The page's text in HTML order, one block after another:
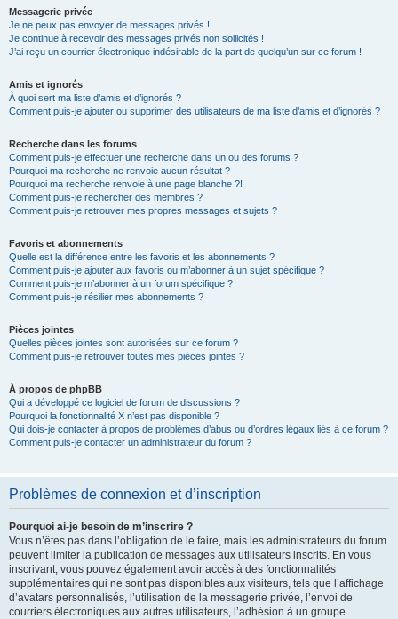
Messagerie privée
Je ne peux pas envoyer de messages privés !
Je continue à recevoir des messages privés non sollicités !
J’ai reçu un courrier électronique indésirable de la part de quelqu’un sur ce forum !
Amis et ignorés
À quoi sert ma liste d’amis et d’ignorés ?
Comment puis-je ajouter ou supprimer des utilisateurs de ma liste d’amis et d’ignorés ?
Recherche dans les forums
Comment puis-je effectuer une recherche dans un ou des forums ?
Pourquoi ma recherche ne renvoie aucun résultat ?
Pourquoi ma recherche renvoie à une page blanche ?!
Comment puis-je rechercher des membres ?
Comment puis-je retrouver mes propres messages et sujets ?
Favoris et abonnements
Quelle est la différence entre les favoris et les abonnements ?
Comment puis-je ajouter aux favoris ou m’abonner à un sujet spécifique ?
Comment puis-je m’abonner à un forum spécifique ?
Comment puis-je résilier mes abonnements ?
Pièces jointes
Quelles pièces jointes sont autorisées sur ce forum ?
Comment puis-je retrouver toutes mes pièces jointes ?
À propos de phpBB
Qui a développé ce logiciel de forum de discussions ?
Pourquoi la fonctionnalité X n’est pas disponible ?
Qui dois-je contacter à propos de problèmes d’abus ou d’ordres légaux liés à ce forum ?
Comment puis-je contacter un administrateur du forum ?
Problèmes de connexion et d’inscription
Pourquoi ai-je besoin de m’inscrire ?
Vous n’êtes pas dans l’obligation de le faire, mais les administrateurs du forum
peuvent limiter la publication de messages aux utilisateurs inscrits. En vous
inscrivant, vous pouvez également avoir accès à des fonctionnalités
supplémentaires qui ne sont pas disponibles aux visiteurs, tels que l’affichage
d’avatars personnalisés, l’utilisation de la messagerie privée, l’envoi de
courriers électroniques aux autres utilisateurs, l’adhésion à un groupe